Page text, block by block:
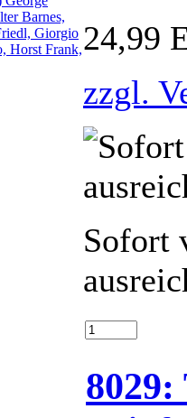
24,99
zzgl.
Sofort